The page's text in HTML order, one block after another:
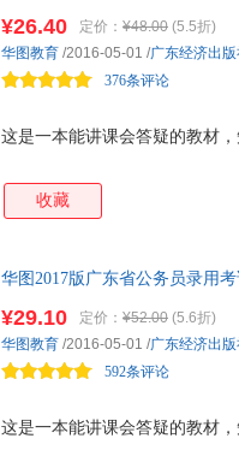
龙争虎斗三国营，详情请见图
这是一本能讲课会答疑的教材
¥26.40 定价： ¥48.00 (5.5折)
376条评论
华图教育 /2016-05-01 /广东经济出
收藏
华图2017版广东省公务员录用
问在线答，龙争虎斗三国营，
这是一本能讲课会答疑的教材
¥29.10 定价： ¥52.00 (5.6折)
592条评论
华图教育 /2016-05-01 /广东经济出